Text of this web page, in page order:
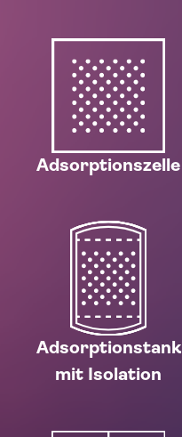
Adsorptionszelle
Adsorptionstank
mit Isolation